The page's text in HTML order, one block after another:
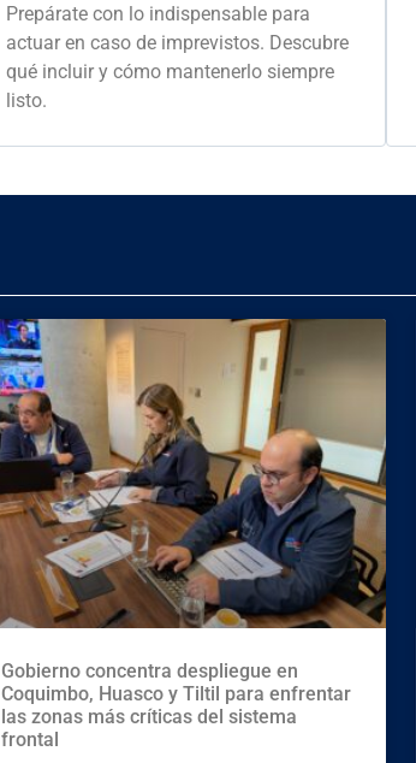
Prepárate con lo indispensable para
actuar en caso de imprevistos. Descubre
qué incluir y cómo mantenerlo siempre
listo.
Gobierno concentra despliegue en
Coquimbo, Huasco y Tiltil para enfrentar
las zonas más críticas del sistema
frontal